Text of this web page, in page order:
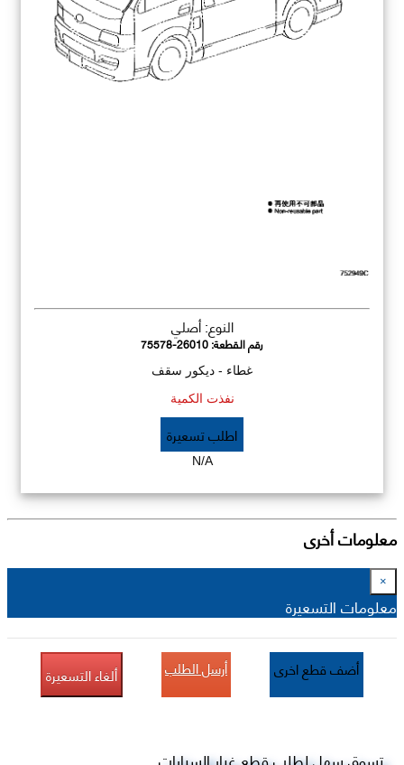
النوع: أصلي
رقم القطعة:75578-26010
غطاء - ديكور سقف
نفذت الكمية
اطلب تسعيرة
N/A
معلومات أخرى
×
معلومات التسعيرة
أضف قطع اخرى أرسل الطلب ألغاء التسعيرة